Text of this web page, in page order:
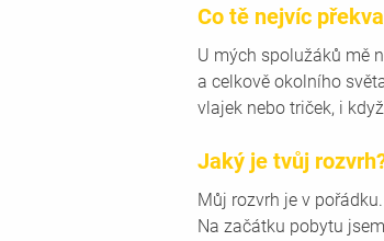
Co tě nejvíc
U mých spolužáků mě
a celkově okolního
vlajek nebo triček, i
Jaký je tvůj
Můj rozvrh je v
Na začátku pobytu